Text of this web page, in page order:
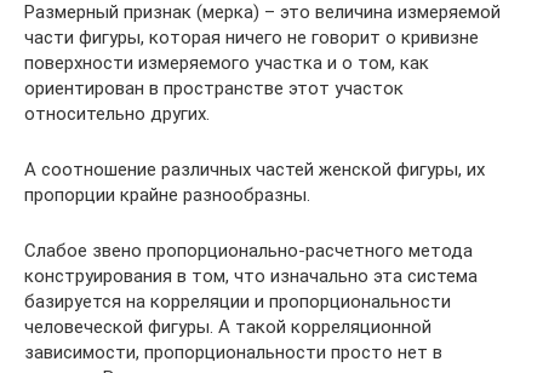
Размерный признак (мерка) – это величина измеряемой
части фигуры, которая ничего не говорит о кривизне
поверхности измеряемого участка и о том, как
ориентирован в пространстве этот участок
относительно других.
А соотношение различных частей женской фигуры, их
пропорции крайне разнообразны.
Слабое звено пропорционально-расчетного метода
конструирования в том, что изначально эта система
базируется на корреляции и пропорциональности
человеческой фигуры. А такой корреляционной
зависимости, пропорциональности просто нет в